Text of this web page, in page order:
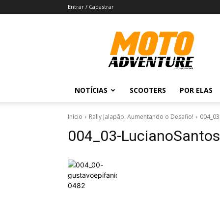
Entrar / Cadastrar
Revista
Moto
Adventure
NOTÍCIAS SCOOTERS POR ELAS
Início Rally Jalapão: Aumentando o Desafio!
004_03-